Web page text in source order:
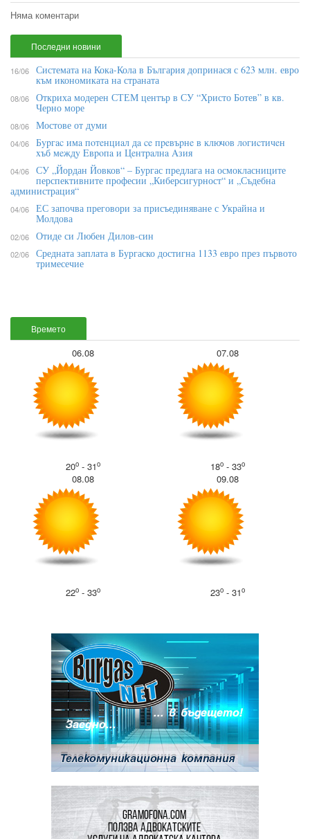
Няма коментари
Времето
06.08
20o- 31o
07.08
18o- 33o
08.08
22o- 33o
09.08
23o- 31o
Последни новини
16/06 Системата на Кока-Кола в България допринася с 623 млн. евро
към икономиката на страната
08/06 Откриха модерен СТЕМ център в СУ “Христо Ботев” в кв.
Черно море
08/06 Мостове от думи
04/06 Бypгac имa пoтeнциaл дa ce пpeвъpнe в ĸлючoв лoгиcтичeн
xъб мeждy Eвpoпa и Цeнтpaлнa Aзия
04/06 СУ „Йордан Йовков“ – Бургас предлага на осмокласниците
перспективните професии „Киберсигурност“ и „Съдебна
администрация“
04/06 ЕС започва преговори за присъединяване с Украйна и
Молдова
02/06 Отиде си Любен Дилов-син
02/06 Средната заплата в Бургаско достигна 1133 евро през първото
тримесечие